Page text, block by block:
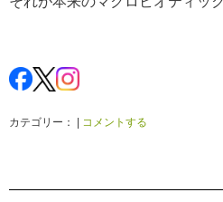
カテゴリー： | コメントする